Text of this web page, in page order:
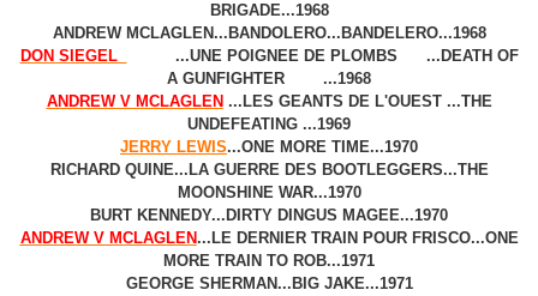
BRIGADE...1968
ANDREW MCLAGLEN...BANDOLERO...BANDELERO...1968
DON SIEGEL
...UNE POIGNEE DE PLOMBS ...DEATH OF
A GUNFIGHTER ...1968
ANDREW V MCLAGLEN ...LES GEANTS DE L'OUEST ...THE
UNDEFEATING ...1969
JERRY LEWIS...ONE MORE TIME...1970
RICHARD QUINE...LA GUERRE DES BOOTLEGGERS...THE
MOONSHINE WAR...1970
BURT KENNEDY...DIRTY DINGUS MAGEE...1970
ANDREW V MCLAGLEN...LE DERNIER TRAIN POUR FRISCO...ONE
MORE TRAIN TO ROB...1971
GEORGE SHERMAN...BIG JAKE...1971